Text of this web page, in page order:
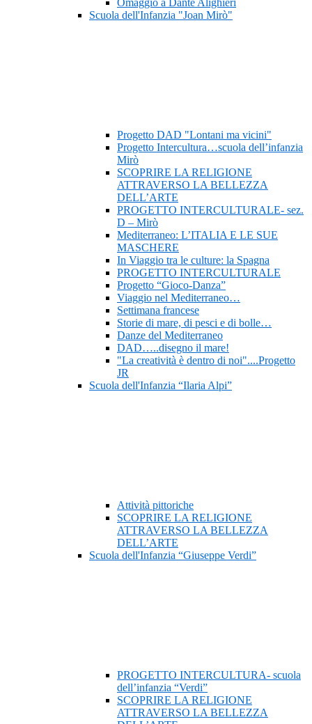
Omaggio a Dante Alighieri
Scuola dell'Infanzia "Joan Mirò"
Progetto DAD "Lontani ma vicini"
Progetto Intercultura…scuola dell’infanzia
Mirò
SCOPRIRE LA RELIGIONE
ATTRAVERSO LA BELLEZZA
DELL’ARTE
PROGETTO INTERCULTURALE- sez.
D – Mirò
Mediterraneo: L’ITALIA E LE SUE
MASCHERE
In Viaggio tra le culture: la Spagna
PROGETTO INTERCULTURALE
Progetto “Gioco-Danza”
Viaggio nel Mediterraneo…
Settimana francese
Storie di mare, di pesci e di bolle…
Danze del Mediterraneo
DAD…..disegno il mare!
"La creatività è dentro di noi"....Progetto
JR
Scuola dell'Infanzia “Ilaria Alpi”
Attività pittoriche
SCOPRIRE LA RELIGIONE
ATTRAVERSO LA BELLEZZA
DELL’ARTE
Scuola dell'Infanzia “Giuseppe Verdi”
PROGETTO INTERCULTURA- scuola
dell’infanzia “Verdi”
SCOPRIRE LA RELIGIONE
ATTRAVERSO LA BELLEZZA